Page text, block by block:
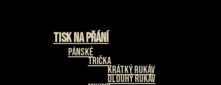
Tisk na přání
Pánské
Trička
Krátký rukáv
Dlouhý rukáv